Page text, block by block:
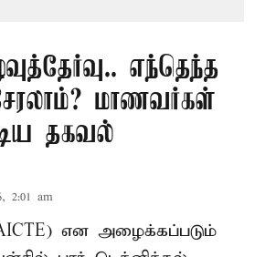
எந்தெந்த
மாணவர்கள்
தகவல்
2:01 am
என அழைக்கப்படும்